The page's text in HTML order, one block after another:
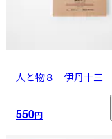
人と物８ 伊丹十三
550円